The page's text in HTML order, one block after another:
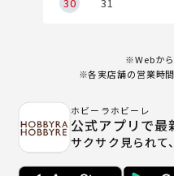
※Webから
※各実店舗の営業時
ホビーラホビーレ
公式アプリで最
サクサク見られ